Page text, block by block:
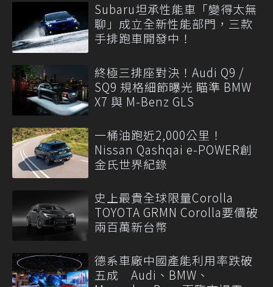
Subaru坦承性能車「變得太無
聊」成立全新性能部門，三款
手排跑車開發中！
終極三排座對決！Audi Q9 /
SQ9 規格細節曝光 瞄準 BMW
X7 與 M-Benz GLS
一桶油跑近2,000公里！
Nissan Qashqai e-POWER創
金氏世界紀錄
史上最貴全球限量Corolla
TOYOTA GRMN Corolla要價破
兩百萬新台幣
德系車廠中國產能利用率跌破
五成 Audi、BMW、